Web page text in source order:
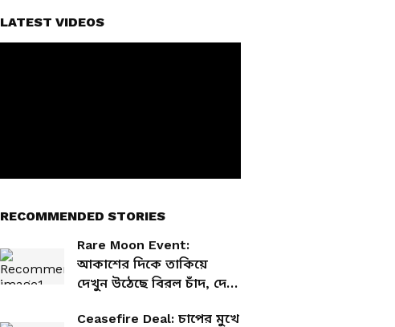
LATEST VIDEOS
RECOMMENDED STORIES
Rare Moon Event:
আকাশের দিকে তাকিয়ে
দেখুন উঠেছে বিরল চাঁদ, দেখা
Ceasefire Deal: চাপের মুখে